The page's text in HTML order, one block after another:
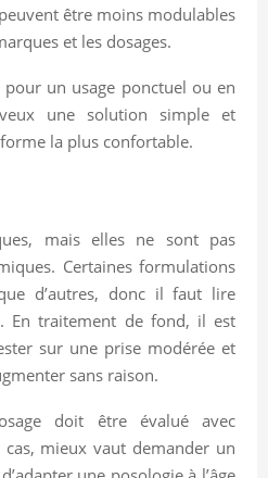
être moins modulables
et les dosages.
un usage ponctuel ou en
une solution simple et
la plus confortable.
mais elles ne sont pas
Certaines formulations
d’autres, donc il faut lire
En traitement de fond, il est
sur une prise modérée et
sans raison.
doit être évalué avec
mieux vaut demander un